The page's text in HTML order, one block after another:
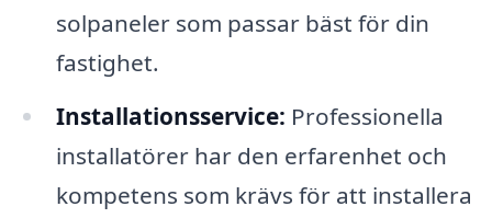
solpaneler som passar bäst för din
fastighet.
Installationsservice: Professionella
installatörer har den erfarenhet och
kompetens som krävs för att installera